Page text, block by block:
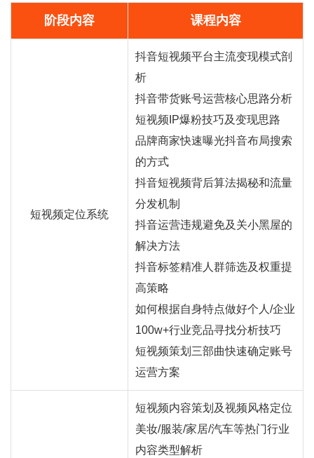
阶段内容 课程内容
短视频定位系统
抖音短视频平台主流变现模式剖
析
抖音带货账号运营核心思路分析
短视频IP爆粉技巧及变现思路
品牌商家快速曝光抖音布局搜索
的方式
抖音短视频背后算法揭秘和流量
分发机制
抖音运营违规避免及关小黑屋的
解决方法
抖音标签精准人群筛选及权重提
高策略
如何根据自身特点做好个人/企业
100w+行业竞品寻找分析技巧
短视频策划三部曲快速确定账号
运营方案
短视频内容策划及视频风格定位
美妆/服装/家居/汽车等热门行业
内容类型解析